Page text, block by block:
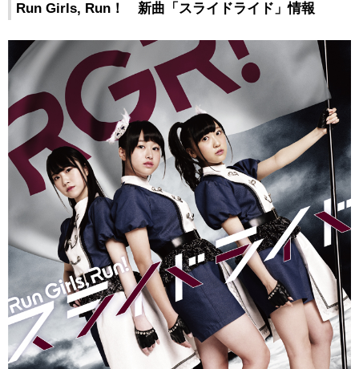
Run Girls, Run！ 新曲「スライドライド」情報